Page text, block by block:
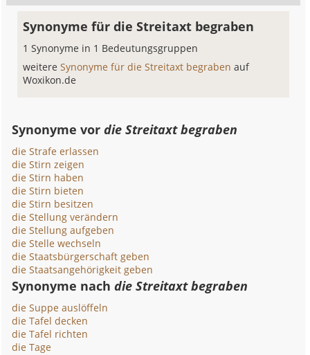
Synonyme für die Streitaxt begraben
1 Synonyme in 1 Bedeutungsgruppen
weitereSynonyme für die Streitaxt begrabenauf
Woxikon.de
Synonyme vordie Streitaxt begraben
die Strafe erlassen
die Stirn zeigen
die Stirn haben
die Stirn bieten
die Stirn besitzen
die Stellung verändern
die Stellung aufgeben
die Stelle wechseln
die Staatsbürgerschaft geben
die Staatsangehörigkeit geben
Synonyme nachdie Streitaxt begraben
die Suppe auslöffeln
die Tafel decken
die Tafel richten
die Tage